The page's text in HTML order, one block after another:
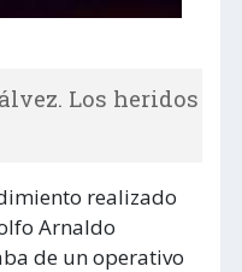
Los heridos
realizado
Arnaldo
de un operativo